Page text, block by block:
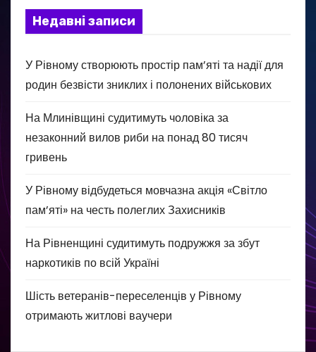
Недавні записи
У Рівному створюють простір пам’яті та надії для
родин безвісти зниклих і полонених військових
На Млинівщині судитимуть чоловіка за
незаконний вилов риби на понад 80 тисяч
гривень
У Рівному відбудеться мовчазна акція «Світло
пам’яті» на честь полеглих Захисників
На Рівненщині судитимуть подружжя за збут
наркотиків по всій Україні
Шість ветеранів-переселенців у Рівному
отримають житлові ваучери